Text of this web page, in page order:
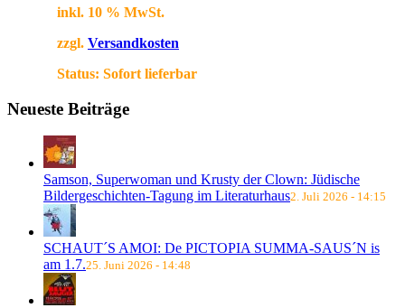
inkl. 10 % MwSt.
zzgl. Versandkosten
Status: Sofort lieferbar
Neueste Beiträge
Samson, Superwoman und Krusty der Clown: Jüdische
Bildergeschichten-Tagung im Literaturhaus2. Juli 2026 - 14:15
SCHAUT´S AMOI: De PICTOPIA SUMMA-SAUS´N is
am 1.7.25. Juni 2026 - 14:48